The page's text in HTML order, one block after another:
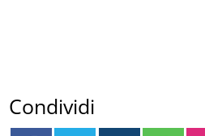
Condividi